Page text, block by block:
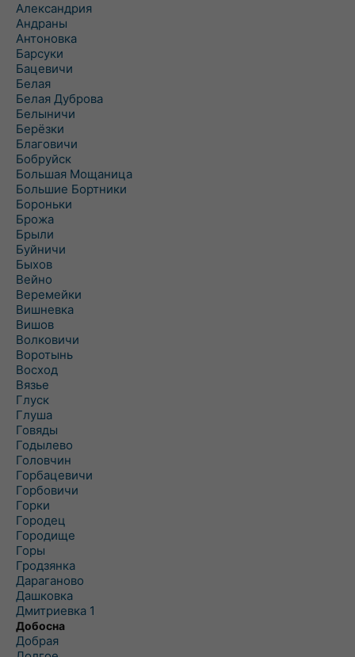
Александрия
Андраны
Антоновка
Барсуки
Бацевичи
Белая
Белая Дуброва
Белыничи
Берёзки
Благовичи
Бобруйск
Большая Мощаница
Большие Бортники
Бороньки
Брожа
Брыли
Буйничи
Быхов
Вейно
Веремейки
Вишневка
Вишов
Волковичи
Воротынь
Восход
Вязье
Глуск
Глуша
Говяды
Годылево
Головчин
Горбацевичи
Горбовичи
Горки
Городец
Городище
Горы
Гродзянка
Дараганово
Дашковка
Дмитриевка 1
Добосна
Добрая